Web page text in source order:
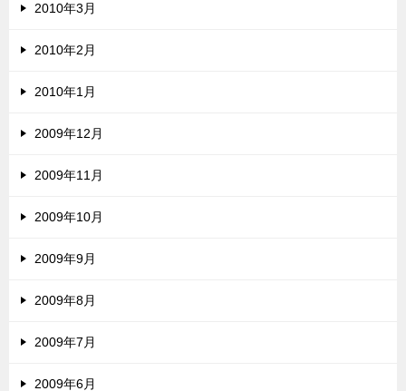
2010年3月
2010年2月
2010年1月
2009年12月
2009年11月
2009年10月
2009年9月
2009年8月
2009年7月
2009年6月